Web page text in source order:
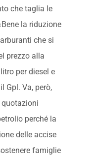
che taglia le
la riduzione
che si
prezzo alla
per diesel e
Gpl. Va, però,
quotazioni
perché la
delle accise
famiglie